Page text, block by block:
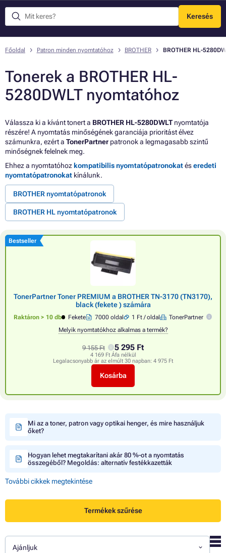
Keresés
Menü
Főoldal Patron minden nyomtatóhoz BROTHER BROTHER HL-
Tonerek a BROTHER HL-
5280DWLT nyomtatóhoz
Válassza ki a kívánt tonert a BROTHER HL-5280DWLTnyomtatója
részére! A nyomtatás minőségének garanciája prioritást élvez
számunkra, ezért a TonerPartner patronok a legmagasabb szintű
minőségnek felelnek meg.
Ehhez a nyomtatóhoz kompatibilis nyomtatópatronokatéseredeti
nyomtatópatronokat kínálunk.
BROTHER nyomtatópatronok
BROTHER HL nyomtatópatronok
Bestseller
TonerPartner Toner PREMIUM a BROTHER TN-3170 (TN3170),
black (fekete ) számára
Raktáron > 10 db Fekete 7000 oldal 1 Ft / oldal
TonerPartner
Melyik nyomtatókhoz alkalmas a termék?
9 155 Ft 5 295 Ft
4 169 Ft Áfa nélkül
Legalacsonyabb ár az elmúlt 30 napban: 4 975 Ft
Kosárba
Mi az a toner, patron vagy optikai henger, és mire használjuk
őket?
Hogyan lehet megtakarítani akár 80 %-ot a nyomtatás
összegéből? Megoldás: alternatív festékkazetták
További cikkek megtekintése
Termékek szűrése
Ajánljuk